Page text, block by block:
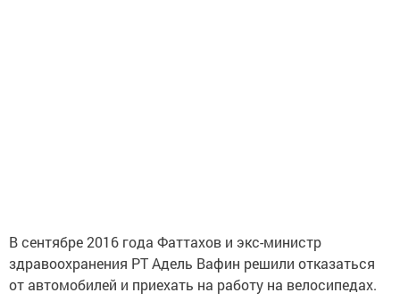
В сентябре 2016 года Фаттахов и экс-министр
здравоохранения РТ Адель Вафин решили отказаться
от автомобилей и приехать на работу на велосипедах.